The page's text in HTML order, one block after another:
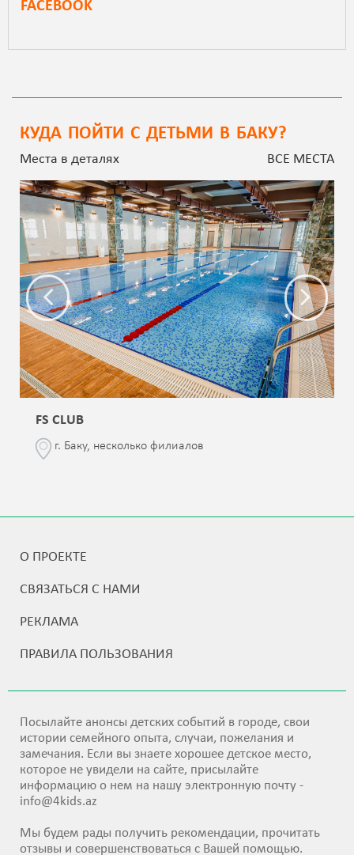
FACEBOOK
КУДА ПОЙТИ С ДЕТЬМИ В БАКУ?
Места в деталях ВСЕ МЕСТА
FS CLUB
г. Баку, несколько филиалов
О ПРОЕКТЕ
СВЯЗАТЬСЯ С НАМИ
РЕКЛАМА
ПРАВИЛА ПОЛЬЗОВАНИЯ
Посылайте анонсы детских событий в городе, свои
истории семейного опыта, случаи, пожелания и
замечания. Если вы знаете хорошее детское место,
которое не увидели на сайте, присылайте
информацию о нем на нашу электронную почту -
info@4kids.az
Мы будем рады получить рекомендации, прочитать
отзывы и совершенствоваться с Вашей помощью.